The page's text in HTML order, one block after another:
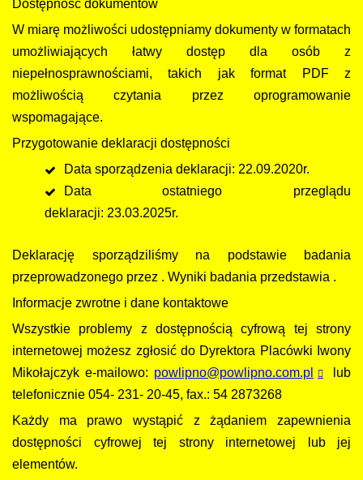
Dostępność dokumentów
W miarę możliwości udostępniamy dokumenty w formatach
umożliwiających łatwy dostęp dla osób z
niepełnosprawnościami, takich jak format PDF z
możliwością czytania przez oprogramowanie
wspomagające.
Przygotowanie deklaracji dostępności
Data sporządzenia deklaracji: 22.09.2020r.
Data ostatniego przeglądu
deklaracji: 23.03.2025r.
Deklarację sporządziliśmy na podstawie badania
przeprowadzonego przez . Wyniki badania przedstawia .
Informacje zwrotne i dane kontaktowe
Wszystkie problemy z dostępnością cyfrową tej strony
internetowej możesz zgłosić do Dyrektora Placówki Iwony
Mikołajczyk e-mailowo: powlipno@powlipno.com.pl
lub
telefonicznie 054- 231- 20-45, fax.: 54 2873268
Każdy ma prawo wystąpić z żądaniem zapewnienia
dostępności cyfrowej tej strony internetowej lub jej
elementów.